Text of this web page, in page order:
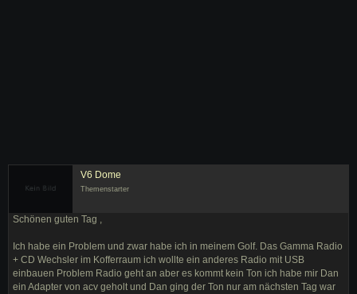
V6 Dome
Themenstarter
Schönen guten Tag ,
Ich habe ein Problem und zwar habe ich in meinem Golf. Das Gamma Radio
+ CD Wechsler im Kofferraum ich wollte ein anderes Radio mit USB
einbauen Problem Radio geht an aber es kommt kein Ton ich habe mir Dan
ein Adapter von acv geholt und Dan ging der Ton nur am nächsten Tag war